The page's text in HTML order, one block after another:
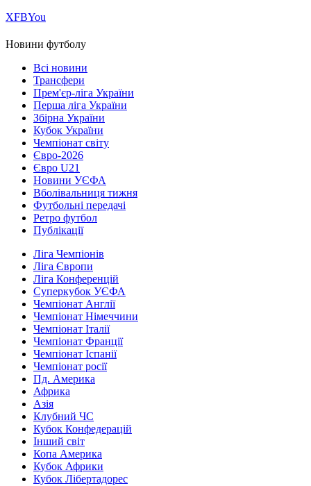
ХFBYou
Новини футболу
Всі новини
Трансфери
Прем'єр-ліга України
Перша ліга України
Збірна України
Кубок України
Чемпіонат світу
Євро-2026
Євро U21
Новини УЄФА
Вболівальниця тижня
Футбольні передачі
Ретро футбол
Публікації
Ліга Чемпіонів
Ліга Європи
Ліга Конференцій
Суперкубок УЄФА
Чемпіонат Англії
Чемпіонат Німеччини
Чемпіонат Італії
Чемпіонат Франції
Чемпіонат Іспанії
Чемпіонат росії
Пд. Америка
Африка
Азія
Клубний ЧС
Кубок Конфедерацій
Інший світ
Копа Америка
Кубок Африки
Кубок Лібертадорес